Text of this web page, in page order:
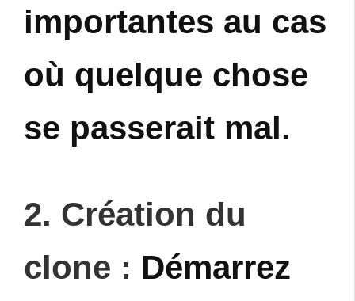
importantes au cas
où quelque chose
se passerait mal.
2. Création du
clone : Démarrez